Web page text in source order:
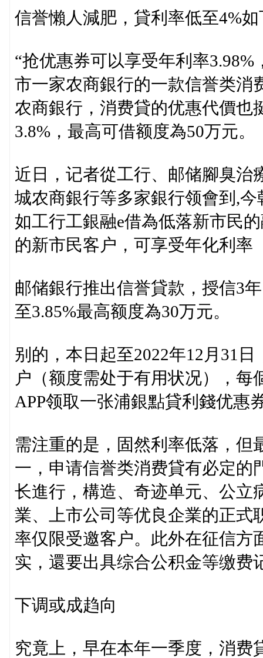
信誉懶人減肥，貸利率低至4%如
“抢优惠券可以享受年利率
市一家农商銀行的一款信誉类消
农商銀行，消费貸的优惠代價也
3.8%，最高可借额度為50万元。
近日，记者從工行、邮储腳臭治
城农商銀行等多家銀行领會到,
如工行工銀融e借為低落新市民
的新市民客户，可享受年化利率
邮储銀行推出信誉貸款，授信3
至3.85%最高额度為30万元。
别的，本日起至2022年12月31
户（额度需处于有用状况），
APP领取一张浦銀點貸利錢优惠
需注重的是，固然利率低落，但
一，申请信誉类消费貸有必定的
长進行，構造、奇迹单元、公立
業、上市公司等优良企業的正式
率仅限受邀客户。此外在征信方
实，還要出具综合公积金等缴费
下调或成趋向
究竟上，早在本年一季度，消费